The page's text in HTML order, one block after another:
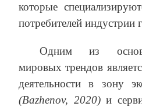
которые
потребителей индустрии
Одним из
мировых трендов
деятельности в зону
(Bazhenov, 2020)и